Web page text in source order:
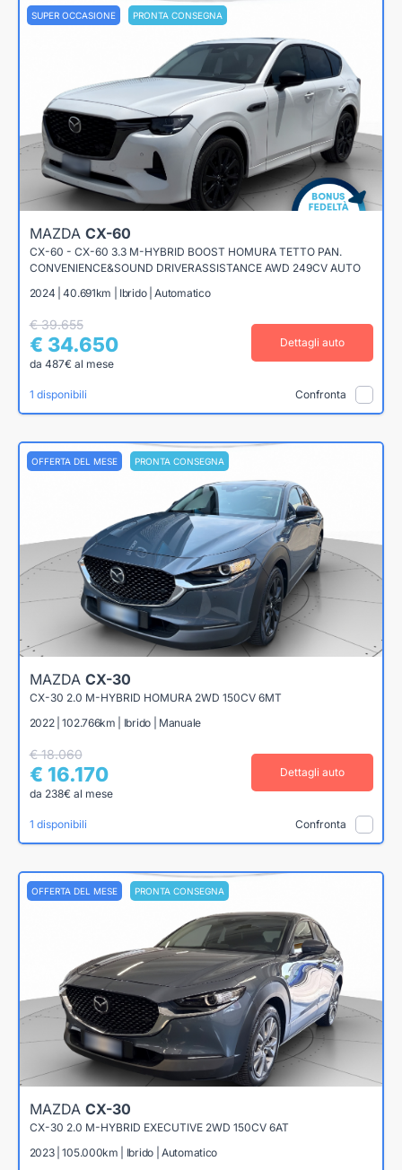
SUPER OCCASIONE PRONTA CONSEGNA
MAZDA CX-60
CX-60 - CX-60 3.3 M-HYBRID BOOST HOMURA TETTO PAN.
CONVENIENCE&SOUND DRIVERASSISTANCE AWD 249CV AUTO
2024 | 40.691km | Ibrido | Automatico
€ 39.655
€ 34.650
da 487€ al mese
Dettagli auto
1 disponibili Confronta
OFFERTA DEL MESE PRONTA CONSEGNA
MAZDA CX-30
CX-30 2.0 M-HYBRID HOMURA 2WD 150CV 6MT
2022 | 102.766km | Ibrido | Manuale
€ 18.060
€ 16.170
da 238€ al mese
Dettagli auto
1 disponibili Confronta
OFFERTA DEL MESE PRONTA CONSEGNA
MAZDA CX-30
CX-30 2.0 M-HYBRID EXECUTIVE 2WD 150CV 6AT
2023 | 105.000km | Ibrido | Automatico